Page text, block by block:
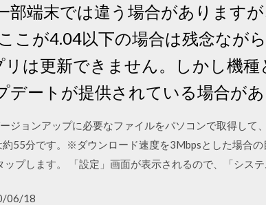
部端末では違う場合があります
こが4.04以下の場合は残念なが
リは更新できません。しかし機
ートが提供されている場合があ
ジョンアップに必要なファイルをパソコンで取得して
55分です。※ダウンロード速度を3Mbpsとした場合
プします。 「設定」画面が表示されるので、「システ
06/18